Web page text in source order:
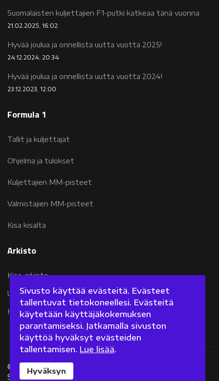
Suomalaisten kuljettajien F1-putki katkeaa tänä vuonna
21.02.2025, 16:02
Hyvää joulua ja onnellista uutta vuotta 2025!
24.12.2024, 20:34
Hyvää joulua ja onnellista uutta vuotta 2024!
23.12.2023, 12:00
Formula 1
Tallit ja kuljettajat
Ohjelma ja tulokset
Kuljettajien MM-pisteet
Valmistajien MM-pisteet
Kisa kisalta
Arkisto
Kisa-arkisto
Uutisarkisto 2007-2011
Kolumniarkisto 2007-2011
©
2026 Fanisivut.net
Sisältötuotanto: Jarkko Nieminen
Sivusto käyttää evästeitä. Evästeet
tallentuvat tietokoneellesi. Evästeitä
käytetään käyttäjäkokemuksen
parantamiseksi. Jatkamalla sivuston
käyttöä hyväksyt evästeiden
tallentamisen. Lue lisää.
Hyväksyn